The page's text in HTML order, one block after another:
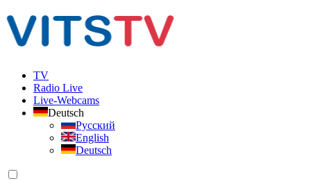
TV
Radio Live
Live-Webcams
Deutsch
Русский
English
Deutsch